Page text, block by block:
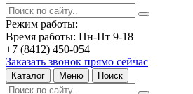
Режим работы:
Время работы: Пн-Пт 9-18
+7 (8412) 450-054
Заказать звонок прямо сейчас
Каталог Меню Поиск